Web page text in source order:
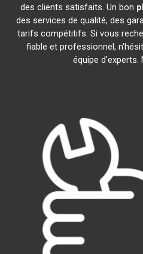
des clients satisfaits. Un bon
des services de qualité, des
tarifs compétitifs. Si vous
fiable et professionnel,
équipe